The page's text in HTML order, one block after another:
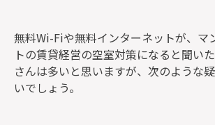
無料Wi-Fiや無料インターネットが、マ
トの賃貸経営の空室対策になると聞い
さんは多いと思いますが、次のような
いでしょう。